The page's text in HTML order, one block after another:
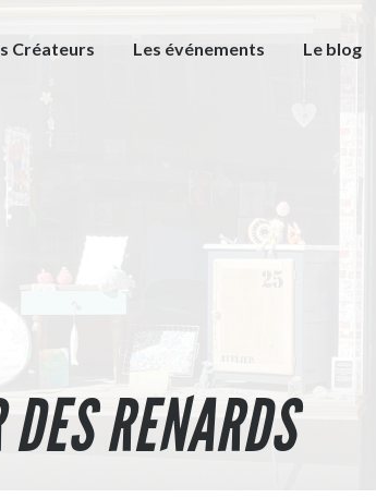
Créateurs Les événements Le blog
RENARDS